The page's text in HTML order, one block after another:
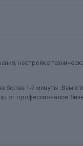
настройке
более 1-й минуты. Вам
от профессионалов